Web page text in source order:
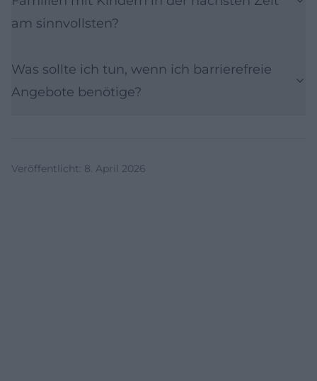
am sinnvollsten?
Was sollte ich tun, wenn ich barrierefreie
Angebote benötige?
Veröffentlicht: 8. April 2026